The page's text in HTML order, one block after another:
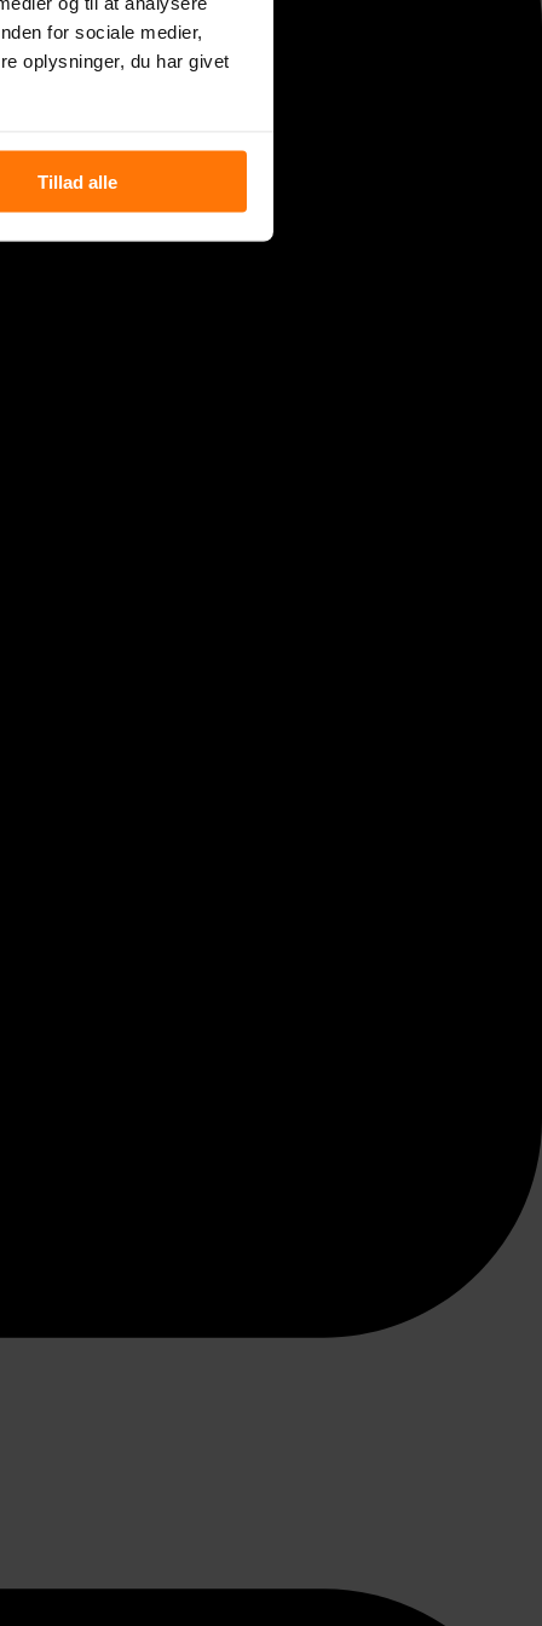
for sociale medier,
oplysninger, du har givet
Tillad alle